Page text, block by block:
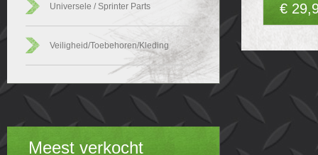
Universele / Sprinter Parts
Veiligheid/Toebehoren/Kleding
Meest verkocht
€